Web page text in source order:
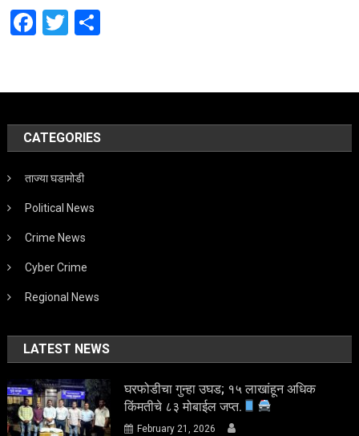
Facebook
Twitter
Share
CATEGORIES
ताज्या घडामोडी
Political News
Crime News
Cyber Crime
Regional News
LATEST NEWS
घरफोडीचा गुन्हा उघड; १५ लाखांहून अधिक
किंमतीचे ८३ मोबाईल जप्त.
February 21, 2026